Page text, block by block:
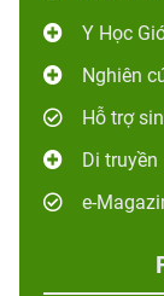
Y Học
Nghiên
Hỗ trợ
Di truyền
e-